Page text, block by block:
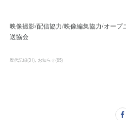
映像撮影/配信協力/映像編集協力/オープ
送協会
歴代記録(31) お知らせ(65)